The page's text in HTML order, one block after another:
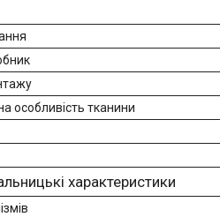
особливість тканини
характеристики